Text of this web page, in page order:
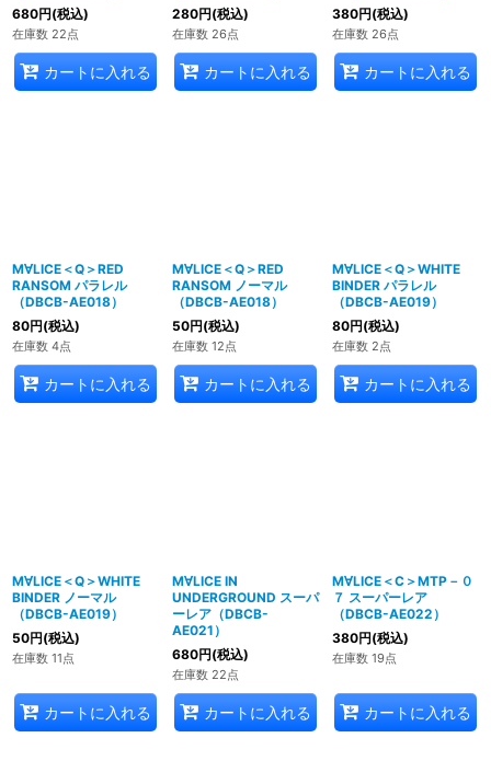
680円(税込)
在庫数 22点
カートに入れる
280円(税込)
在庫数 26点
カートに入れる
380円(税込)
在庫数 26点
カートに入れる
M∀LICE＜Q＞RED
RANSOM パラレル
（DBCB-AE018）
80円(税込)
在庫数 4点
カートに入れる
M∀LICE＜Q＞RED
RANSOM ノーマル
（DBCB-AE018）
50円(税込)
在庫数 12点
カートに入れる
M∀LICE＜Q＞WHITE
BINDER パラレル
（DBCB-AE019）
80円(税込)
在庫数 2点
カートに入れる
M∀LICE＜Q＞WHITE
BINDER ノーマル
（DBCB-AE019）
50円(税込)
在庫数 11点
カートに入れる
M∀LICE IN
UNDERGROUND スーパ
ーレア（DBCB-
AE021）
680円(税込)
在庫数 22点
カートに入れる
M∀LICE＜C＞MTP－０
７ スーパーレア
（DBCB-AE022）
380円(税込)
在庫数 19点
カートに入れる